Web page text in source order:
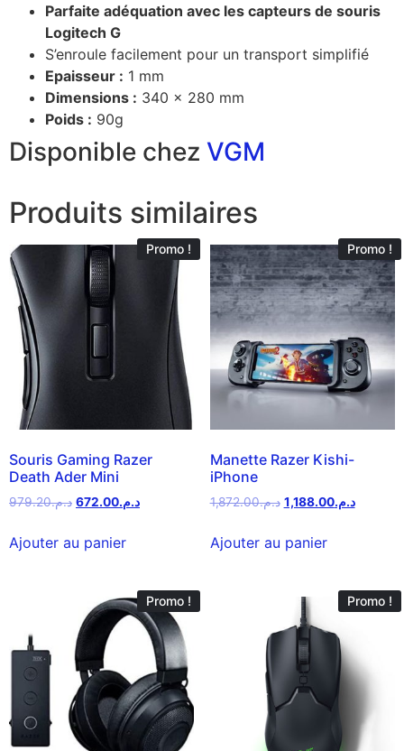
Parfaite adéquation avec les capteurs de souris
Logitech G
S’enroule facilement pour un transport simplifié
Epaisseur : 1 mm
Dimensions : 340 x 280 mm
Poids : 90g
Disponible chez VGM
Produits similaires
Promo !
Souris Gaming Razer
Death Ader Mini
د.م.979.20 د.م.672.00
Ajouter au panier
Promo !
Manette Razer Kishi-
iPhone
د.م.1,872.00 د.م.1,188.00
Ajouter au panier
Promo ! Promo !